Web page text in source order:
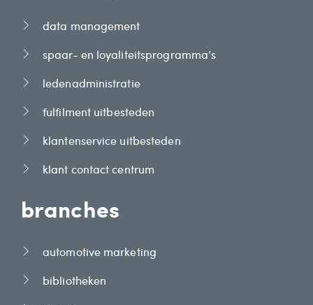
data management
spaar- en loyaliteitsprogramma’s
ledenadministratie
fulfilment uitbesteden
klantenservice uitbesteden
klant contact centrum
branches
automotive marketing
bibliotheken